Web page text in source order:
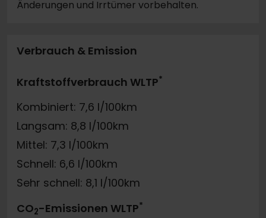
Änderungen und Irrtümer vorbehalten.
Verbrauch & Emission
Kraftstoffverbrauch WLTP*
Kombiniert: 7,6 l/100km
Langsam: 8,8 l/100km
Mittel: 7,3 l/100km
Schnell: 6,6 l/100km
Sehr schnell: 8,1 l/100km
CO2-Emissionen WLTP*